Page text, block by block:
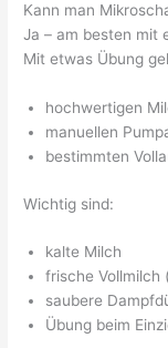
Kann man
Ja – am besten mit
Mit etwas Übung
hochwertigen
manuellen
bestimmten
Wichtig sind:
kalte Milch
frische Vollmilch
saubere
Übung beim